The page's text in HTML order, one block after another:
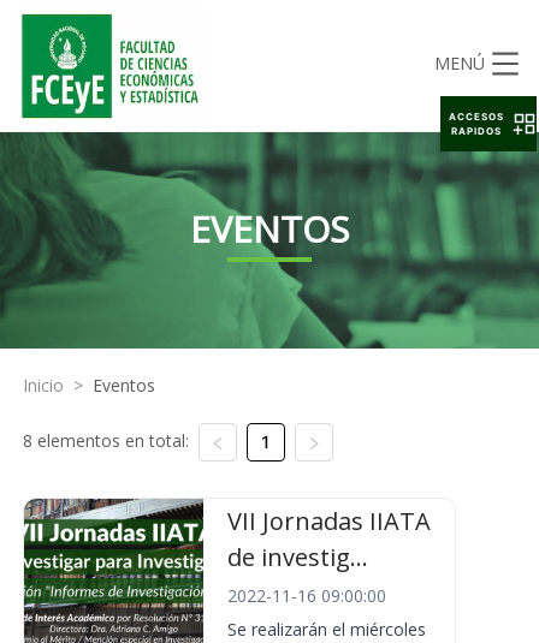
MENÚ
EVENTOS
Inicio > Eventos
8 elementos en total: 1
VII Jornadas IIATA
de investig...
2022-11-16 09:00:00
Se realizarán el miércoles
ACCESOS
RAPIDOS